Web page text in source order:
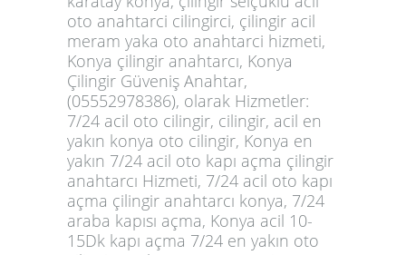
oto anahtarci cilingirci, çilingir acil
meram yaka oto anahtarci hizmeti,
Konya çilingir anahtarcı, Konya
Çilingir Güveniş Anahtar,
(05552978386), olarak Hizmetler:
7/24 acil oto cilingir, cilingir, acil en
yakın konya oto cilingir, Konya en
yakın 7/24 acil oto kapı açma çilingir
anahtarcı Hizmeti, 7/24 acil oto kapı
açma çilingir anahtarcı konya, 7/24
araba kapısı açma, Konya acil 10-
15Dk kapı açma 7/24 en yakın oto